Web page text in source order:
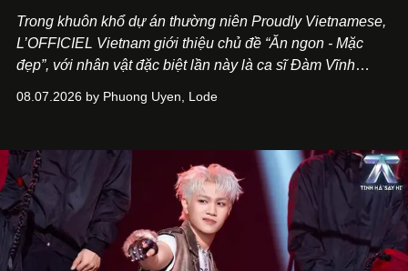
Trong khuôn khổ dự án thường niên Proudly Vietnamese,
L’OFFICIEL Vietnam giới thiệu chủ đề “Ăn ngon - Mặc
đẹp”, với nhân vật đặc biệt lần này là ca sĩ Đàm Vĩnh
Cà Phê Cà Pháo mang dấu ấn Indochine hoài niệm, thu
08.07.2026 by Phuong Uyen, Lode